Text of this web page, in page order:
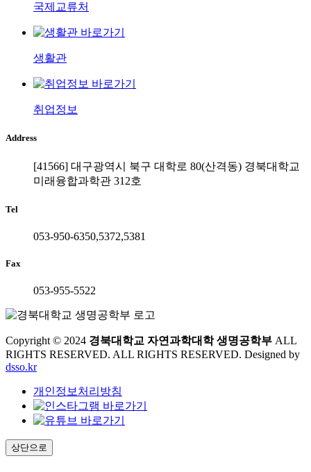
국제교류처
생활관
취업정보
Address
[41566] 대구광역시 북구 대학로 80(산격동) 경북대학교
미래융합과학관 312호
Tel
053-950-6350,5372,5381
Fax
053-955-5522
Copyright © 2024 경북대학교 자연과학대학 생명공학부 ALL
RIGHTS RESERVED. ALL RIGHTS RESERVED. Designed by
dsso.kr
개인정보처리방침
상단으로